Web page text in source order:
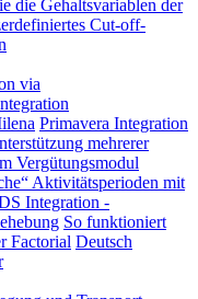
die Gehaltsvariablen der
Cut-off-
via
Primavera Integration
mehrerer
Vergütungsmodul
Aktivitätsperioden mit
Integration -
So funktioniert
Factorial Deutsch